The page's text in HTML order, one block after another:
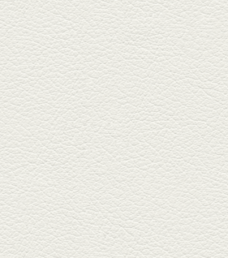
マグロのレアカツ＆合鴨
とカブのゆず煮
酒場通りの「料理屋じぃ」で昼
飲みの刻。「しろ」お湯割で店
主ご...
2025年1月17日放送
燻製ポーク＆特製和風石
焼おこげ
北区の飛田バイパスで人気の創
作家庭料理の店「ソラクル」
へ。「...
2024年12月27日放送
バーニャカウダ＆焼き鳥
＆もつ鍋